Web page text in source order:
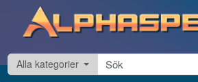
Hoppa till innehåll
Alla kategorier